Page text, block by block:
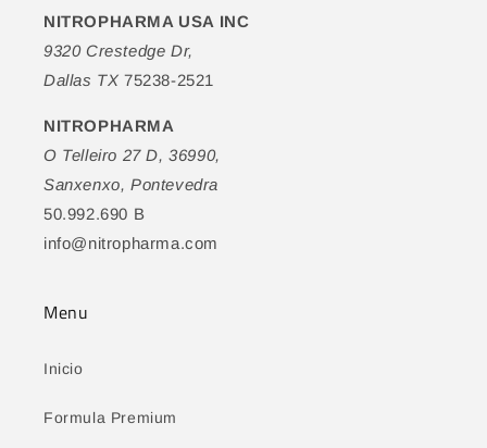
NITROPHARMA USA INC
9320 Crestedge Dr,
Dallas TX 75238-2521
NITROPHARMA
O Telleiro 27 D, 36990,
Sanxenxo, Pontevedra
50.992.690 B
info@nitropharma.com
Menu
Inicio
Formula Premium